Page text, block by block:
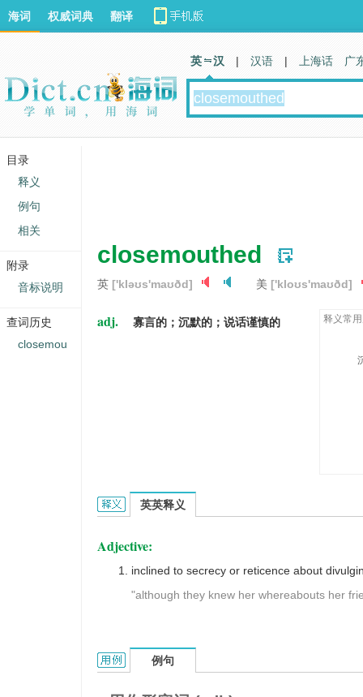
closemouthed
英 ['kləʊs'maʊðd] 美 ['kloʊs'maʊðd]
adj. 寡言的；沉默的；说话谨慎的 释义常
closemouthed的英文翻译是什么意思，词典释义与
英英释义
Adjective:
inclined to secrecy or reticence about
"although they knew her whereabouts her
closemouthed的用法和样例：
例句
海词 权威词典 翻译
英 汉 | 汉语 | 上海话 广
目录
释义
例句
相关
附录
音标说明
查词历史
closemou